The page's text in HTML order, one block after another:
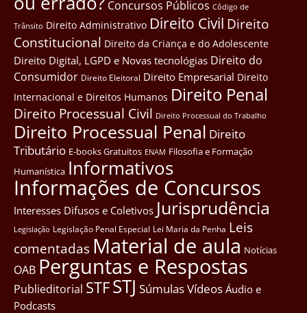
Concursos Públicos Côdigo de
Trânsito Direito Administrativo Direito Civil Direito
Constitucional Direito da Criança e do Adolescente
Direito Digital, LGPD e Novas tecnológias Direito do
Consumidor Direito Eleitoral Direito Empresarial Direito
Internacional e Direitos Humanos Direito Penal
Direito Processual Civil Direito Processual do Trabalho
Direito Processual Penal Direito
Tributário E-books Gratuitos ENAM Filosofia e Formação
Humanística Informativos
Informações de Concursos
Interesses Difusos e Coletivos Jurisprudência
Legislação Legislação Penal Especial Lei Maria da Penha Leis
comentadas Material de aula Notícias
OAB Perguntas e Respostas
Publieditorial STFSTJ SúmulasVídeos Áudio e
Podcasts